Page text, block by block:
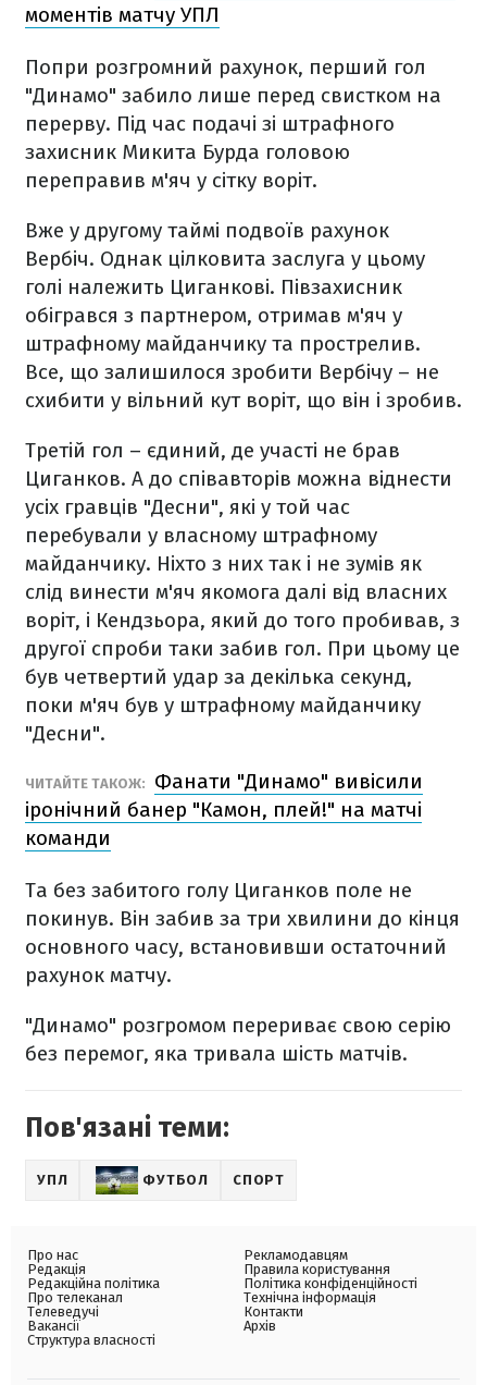
моментів матчу УПЛ
Попри розгромний рахунок, перший гол
"Динамо" забило лише перед свистком на
перерву. Під час подачі зі штрафного
захисник Микита Бурда головою
переправив м'яч у сітку воріт.
Вже у другому таймі подвоїв рахунок
Вербіч. Однак цілковита заслуга у цьому
голі належить Циганкові. Півзахисник
обігрався з партнером, отримав м'яч у
штрафному майданчику та прострелив.
Все, що залишилося зробити Вербічу – не
схибити у вільний кут воріт, що він і зробив.
Третій гол – єдиний, де участі не брав
Циганков. А до співавторів можна віднести
усіх гравців "Десни", які у той час
перебували у власному штрафному
майданчику. Ніхто з них так і не зумів як
слід винести м'яч якомога далі від власних
воріт, і Кендзьора, який до того пробивав, з
другої спроби таки забив гол. При цьому це
був четвертий удар за декілька секунд,
поки м'яч був у штрафному майданчику
"Десни".
ЧИТАЙТЕ ТАКОЖ:
Фанати "Динамо" вивісили
іронічний банер "Камон, плей!" на матчі
команди
Та без забитого голу Циганков поле не
покинув. Він забив за три хвилини до кінця
основного часу, встановивши остаточний
рахунок матчу.
"Динамо" розгромом перериває свою серію
без перемог, яка тривала шість матчів.
Пов'язані теми:
УПЛ ФУТБОЛ СПОРТ
Про нас
Редакція
Редакційна політика
Про телеканал
Телеведучі
Вакансії
Структура власності
Рекламодавцям
Правила користування
Політика конфіденційності
Технічна інформація
Контакти
Архів